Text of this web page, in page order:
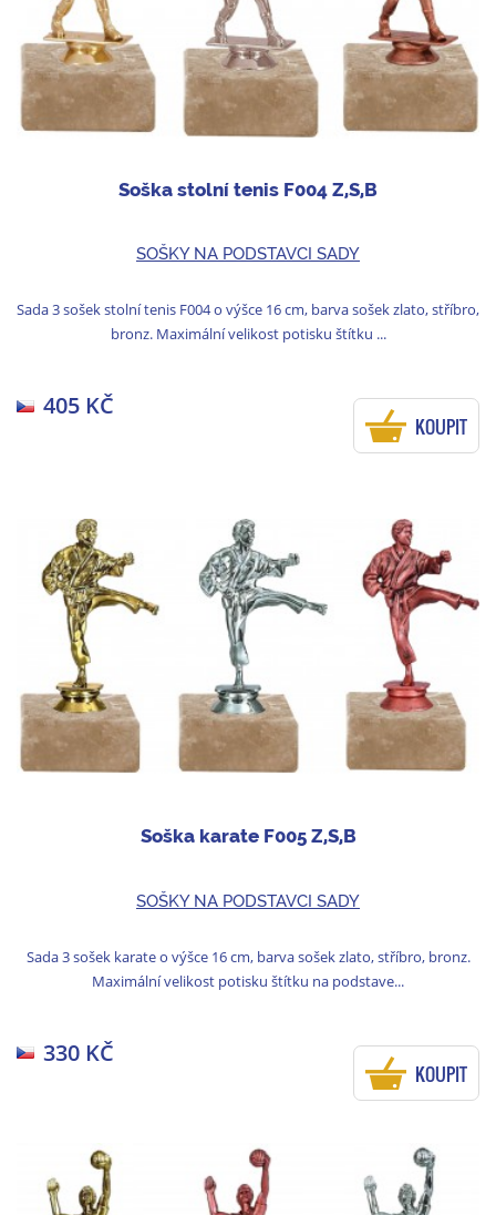
Soška stolní tenis F004 Z,S,B
SOŠKY NA PODSTAVCI SADY
Sada 3 sošek stolní tenis F004 o výšce 16 cm, barva sošek zlato, stříbro,
bronz. Maximální velikost potisku štítku ...
405 KČ
KOUPIT
Soška karate F005 Z,S,B
SOŠKY NA PODSTAVCI SADY
Sada 3 sošek karate o výšce 16 cm, barva sošek zlato, stříbro, bronz.
Maximální velikost potisku štítku na podstave...
330 KČ
KOUPIT